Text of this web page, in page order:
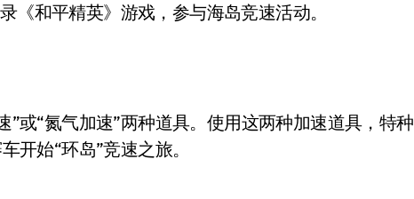
《和平精英》游戏，参与海岛竞速活动。
或“氮气加速”两种道具。使用这两种加速道具，特种
开始“环岛”竞速之旅。